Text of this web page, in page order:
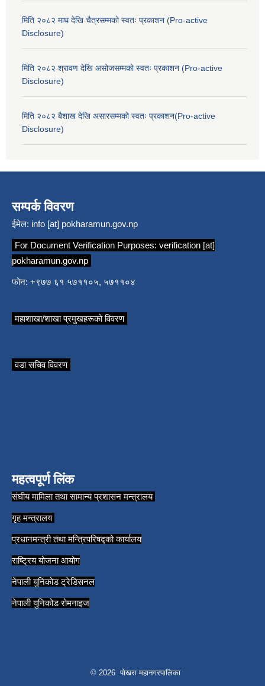
मिति २०८२ माघ देखि चैत्रसम्मको स्वतः प्रकाशन (Pro-active
Disclosure)
मिति २०८२ श्रावण देखि असोजसम्मको स्वतः प्रकाशन (Pro-active
Disclosure)
मिति २०८२ बैशाख देखि असारसम्मको स्वतः प्रकाशन(Pro-active
Disclosure)
सम्पर्क विवरण
ईमेल: info [at] pokharamun.gov.np
For Document Verification Purposes: verification [at]
pokharamun.gov.np
फोन: +९७७ ६१ ५७११०५, ५७११०४
महाशाखा/शाखा प्रमुखहरूको विवरण
वडा सचिव विवरण
महत्वपूर्ण लिंक
संघीय मामिला तथा सामान्य प्रशासन मन्त्रालय
गृह मन्त्रालय
प्रधानमन्त्री तथा मन्त्रिपरिषद्को कार्यालय
राष्ट्रिय योजना आयोग
नेपाली युनिकोड ट्रेडिसनल
नेपाली युनिकोड रोमनाइज
© 2026 पोखरा महानगरपालिका